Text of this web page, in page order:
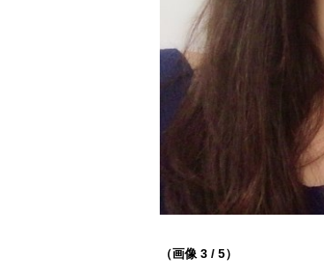
（画像 3 / 5）